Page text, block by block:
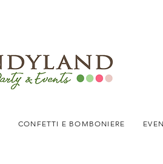
CONFETTI E BOMBONIERE